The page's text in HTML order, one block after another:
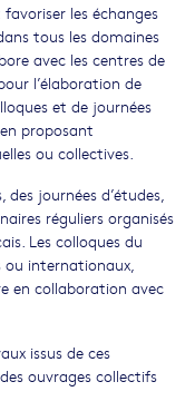
les échanges
tous les domaines
avec les centres de
l’élaboration de
et de journées
proposant
ou collectives.
des journées d’études,
réguliers organisés
Les colloques du
ou internationaux,
en collaboration avec
issus de ces
ouvrages collectifs